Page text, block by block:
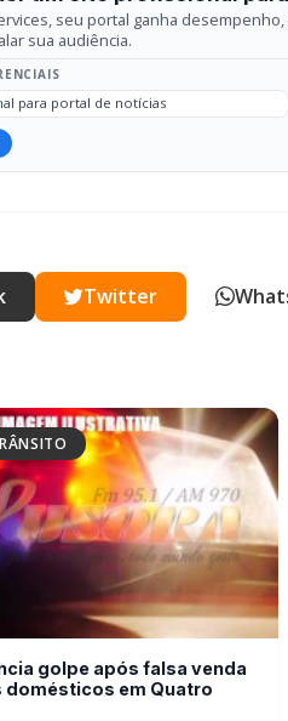
Twitter
golpe após falsa venda
domésticos em Quatro